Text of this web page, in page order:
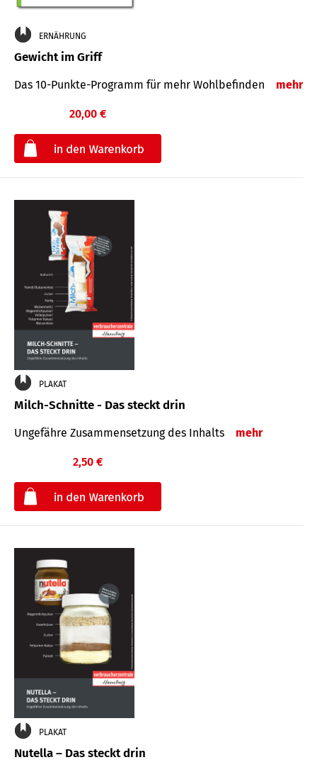
ERNÄHRUNG
Gewicht im Griff
Das 10-Punkte-Programm für mehr Wohlbefinden mehr
20,00 €
PLAKAT
Milch-Schnitte - Das steckt drin
Ungefähre Zu­sammen­setzung des Inhalts mehr
2,50 €
PLAKAT
Nutella – Das steckt drin